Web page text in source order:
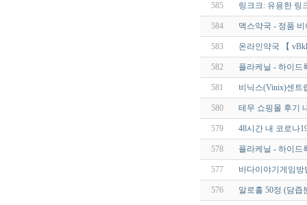
585 링크크: 유용한 링
584 맥스약국 - 정품
583 온라인약국 【
582 플라케닐 - 하이드
581 비닉스(Vinix)센트
580 테무 쇼핑몰 후기
579 48시간 내 코로나
578 플라케닐 - 하이드
577 바다이야기게임방
576 알로홀 50정 (담